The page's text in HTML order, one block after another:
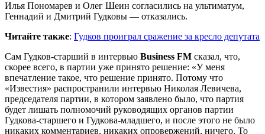
Илья Пономарев и Олег Шеин согласились на ультиматум,
Геннадий и Дмитрий Гудковы — отказались.
Читайте также: Гудков проиграл сражение за кресло депутата
Сам Гудков-старший в интервью Business FM сказал, что,
скорее всего, в партии уже принято решение: «У меня
впечатление такое, что решение принято. Потому что
«Известия» распространили интервью Николая Левичева,
председателя партии, в котором заявлено было, что партия
будет лишать полномочий руководящих органов партии
Гудкова-старшего и Гудкова-младшего, и после этого не было
никаких комментариев, никаких опровержений, ничего. То